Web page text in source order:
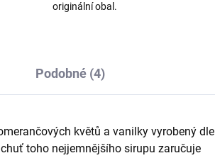
originální obal.
Podobné (4)
květů a vanilky vyrobený dle
toho nejjemnějšího sirupu zaručuje